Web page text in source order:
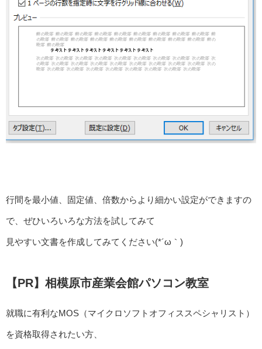
行間を最小値、固定値、倍数からより細かい設定ができますの
で、ぜひいろいろな方法を試してみて
見やすい文書を作成してみてください(*´ω｀)
【PR】相模原市産業会館パソコン教室
就職に有利なMOS（マイクロソフトオフィススペシャリスト）
を資格取得されたい方、